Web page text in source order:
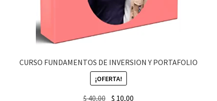
CURSO FUNDAMENTOS DE INVERSION Y PORTAFOLIO
¡OFERTA!
$40,00 Original
$ 10,00